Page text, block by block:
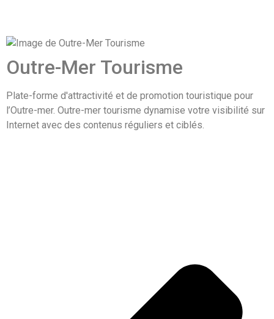
Outre-Mer Tourisme
Plate-forme d'attractivité et de promotion touristique pour
l’Outre-mer. Outre-mer tourisme dynamise votre visibilité sur
Internet avec des contenus réguliers et ciblés.